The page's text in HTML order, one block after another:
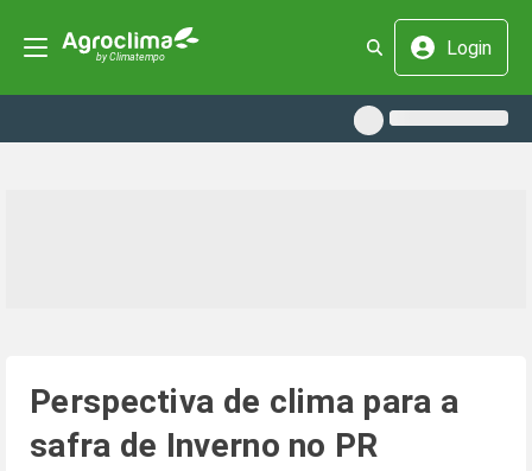
Login
Perspectiva de clima para a
safra de Inverno no PR